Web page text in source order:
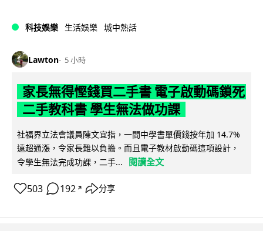
科技娛樂 生活娛樂 城中熱話
Lawton 5 小時
家長無得慳錢買二手書 電子啟動碼鎖死
二手教科書 學生無法做功課
社福界立法會議員陳文宜指，一間中學書單價錢按年加 14.7%
遠超通漲，令家長難以負擔。而且電子教材啟動碼這項設計，
令學生無法完成功課，二手...
閱讀全文
503 192 ↗ 分享